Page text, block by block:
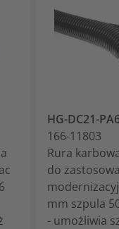
HG-DC21-
166-11803
Rura
do
mm szpula
- umożliwia